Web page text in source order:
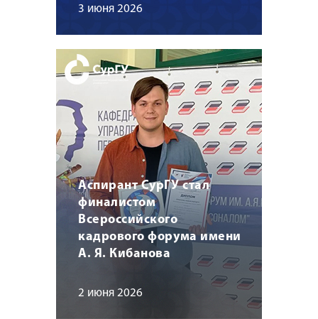
3 июня 2026
Аспирант СурГУ стал
финалистом
Всероссийского
кадрового форума имени
А. Я. Кибанова
2 июня 2026